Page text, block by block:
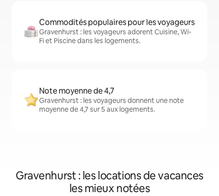
Commodités populaires pour les voyageurs
Gravenhurst : les voyageurs adorent Cuisine, Wi-
Fi et Piscine dans les logements.
Note moyenne de 4,7
Gravenhurst : les voyageurs donnent une note
moyenne de 4,7 sur 5 aux logements.
Gravenhurst : les locations de vacances
les mieux notées